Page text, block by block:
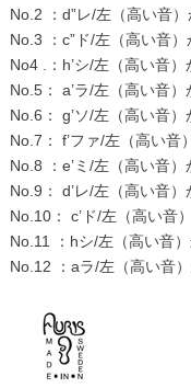
No.2 ：d”レ/左（高い音
No.3 ：c”ド/左（高い音
No4 .：h’シ/左（高い音
No.5： a’ラ/左（高い音
No.6： g’ソ/左（高い音
No.7： f’ファ/左（高い音
No.8 ：e’ミ/左（高い音
No.9： d’レ/左（高い音
No.10： c’ド/左（高い音
No.11 ：hシ/左（高い音
No.12 ：aラ/左（高い音